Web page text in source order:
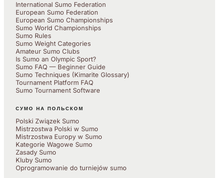
International Sumo Federation
European Sumo Federation
European Sumo Championships
Sumo World Championships
Sumo Rules
Sumo Weight Categories
Amateur Sumo Clubs
Is Sumo an Olympic Sport?
Sumo FAQ — Beginner Guide
Sumo Techniques (Kimarite Glossary)
Tournament Platform FAQ
Sumo Tournament Software
СУМО НА ПОЛЬСКОМ
Polski Związek Sumo
Mistrzostwa Polski w Sumo
Mistrzostwa Europy w Sumo
Kategorie Wagowe Sumo
Zasady Sumo
Kluby Sumo
Oprogramowanie do turniejów sumo